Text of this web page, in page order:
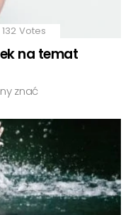
132 Votes
na temat
znać